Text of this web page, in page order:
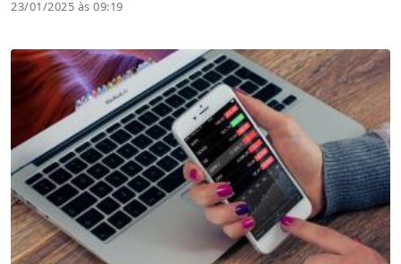
23/01/2025 às 09:19